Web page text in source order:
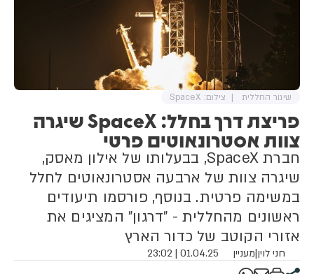
פריצת דרך בחלל: SpaceX שיגרה
צוות אסטרונאוטים פרטי
חברת SpaceX, בבעלותו של אילון מאסק,
שיגרה צוות של ארבעה אסטרונאוטים לחלל
במשימה פרטית. בנוסף, פורסמו תיעודים
ראשונים מהחללית - "דרגון" המציגים את
אזורי הקוטב של כדור הארץ
חני לוין|מעניין 01.04.25 | 23:02
שיגור החללית צילום: SpaceX